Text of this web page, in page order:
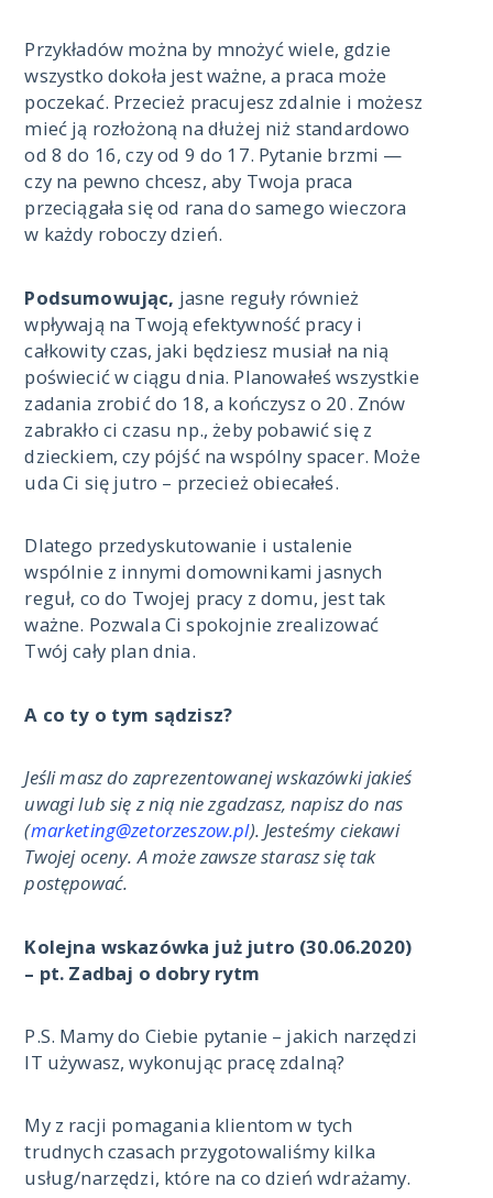
Przykładów można by mnożyć wiele, gdzie
wszystko dokoła jest ważne, a praca może
poczekać. Przecież pracujesz zdalnie i możesz
mieć ją rozłożoną na dłużej niż standardowo
od 8 do 16, czy od 9 do 17. Pytanie brzmi —
czy na pewno chcesz, aby Twoja praca
przeciągała się od rana do samego wieczora
w każdy roboczy dzień.
Podsumowując, jasne reguły również
wpływają na Twoją efektywność pracy i
całkowity czas, jaki będziesz musiał na nią
poświecić w ciągu dnia. Planowałeś wszystkie
zadania zrobić do 18, a kończysz o 20. Znów
zabrakło ci czasu np., żeby pobawić się z
dzieckiem, czy pójść na wspólny spacer. Może
uda Ci się jutro – przecież obiecałeś.
Dlatego przedyskutowanie i ustalenie
wspólnie z innymi domownikami jasnych
reguł, co do Twojej pracy z domu, jest tak
ważne. Pozwala Ci spokojnie zrealizować
Twój cały plan dnia.
A co ty o tym sądzisz?
Jeśli masz do zaprezentowanej wskazówki jakieś
uwagi lub się z nią nie zgadzasz, napisz do nas
(marketing@zetorzeszow.pl). Jesteśmy ciekawi
Twojej oceny. A może zawsze starasz się tak
postępować.
Kolejna wskazówka już jutro (30.06.2020)
– pt. Zadbaj o dobry rytm
P.S. Mamy do Ciebie pytanie – jakich narzędzi
IT używasz, wykonując pracę zdalną?
My z racji pomagania klientom w tych
trudnych czasach przygotowaliśmy kilka
usług/narzędzi, które na co dzień wdrażamy.